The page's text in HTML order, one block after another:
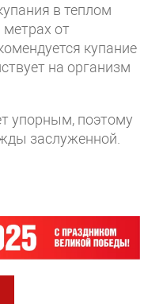
в теплом
метрах от
купание
на организм
упорным, поэтому
заслуженной.